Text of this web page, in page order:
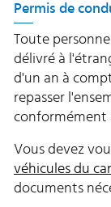
Permis de
Toute
délivré à
d'un an à
repasser
conformément
Vous devez
véhicules du
documents